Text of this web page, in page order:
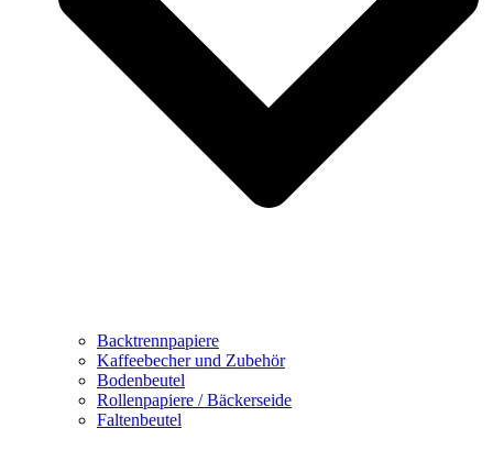
Backtrennpapiere
Kaffeebecher und Zubehör
Bodenbeutel
Rollenpapiere / Bäckerseide
Faltenbeutel